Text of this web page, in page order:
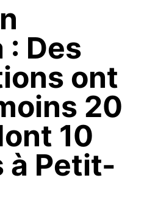
: Des
ont
20
10
à Petit-